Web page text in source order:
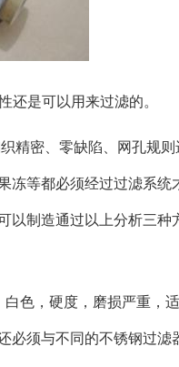
还是可以用来过滤的。
精密、零缺陷、网孔规
冻等都必须经过过滤系
制造通过以上分析三
色，硬度，磨损严重，
须与不同的不锈钢过滤